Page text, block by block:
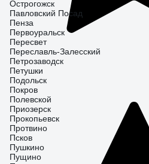
Острогожск
Павловский Посад
Пенза
Первоуральск
Пересвет
Переславль-Залесский
Петрозаводск
Петушки
Подольск
Покров
Полевской
Приозерск
Прокопьевск
Протвино
Псков
Пушкино
Пущино